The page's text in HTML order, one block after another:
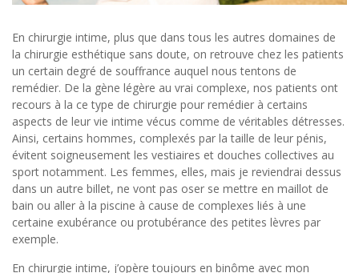
En chirurgie intime, plus que dans tous les autres domaines de
la chirurgie esthétique sans doute, on retrouve chez les patients
un certain degré de souffrance auquel nous tentons de
remédier. De la gène légère au vrai complexe, nos patients ont
recours à la ce type de chirurgie pour remédier à certains
aspects de leur vie intime vécus comme de véritables détresses.
Ainsi, certains hommes, complexés par la taille de leur pénis,
évitent soigneusement les vestiaires et douches collectives au
sport notamment. Les femmes, elles, mais je reviendrai dessus
dans un autre billet, ne vont pas oser se mettre en maillot de
bain ou aller à la piscine à cause de complexes liés à une
certaine exubérance ou protubérance des petites lèvres par
exemple.
En chirurgie intime, j’opère toujours en binôme avec mon